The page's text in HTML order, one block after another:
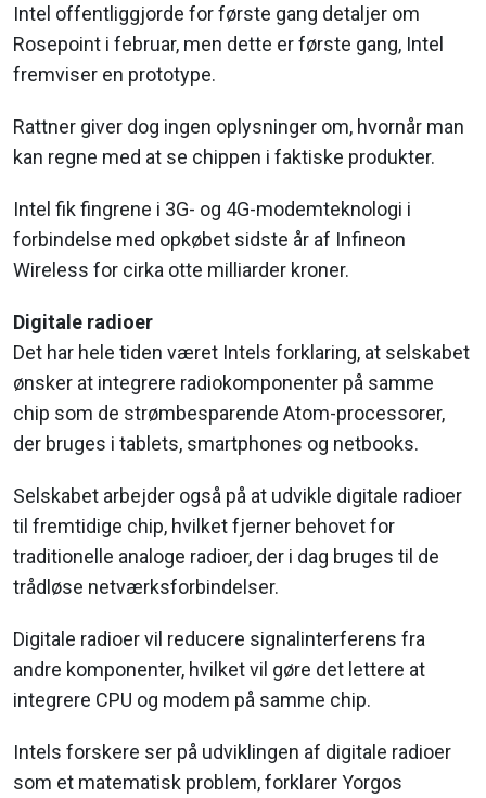
Intel offentliggjorde for første gang detaljer om
Rosepoint i februar, men dette er første gang, Intel
fremviser en prototype.
Rattner giver dog ingen oplysninger om, hvornår man
kan regne med at se chippen i faktiske produkter.
Intel fik fingrene i 3G- og 4G-modemteknologi i
forbindelse med opkøbet sidste år af Infineon
Wireless for cirka otte milliarder kroner.
Digitale radioer
Det har hele tiden været Intels forklaring, at selskabet
ønsker at integrere radiokomponenter på samme
chip som de strømbesparende Atom-processorer,
der bruges i tablets, smartphones og netbooks.
Selskabet arbejder også på at udvikle digitale radioer
til fremtidige chip, hvilket fjerner behovet for
traditionelle analoge radioer, der i dag bruges til de
trådløse netværksforbindelser.
Digitale radioer vil reducere signalinterferens fra
andre komponenter, hvilket vil gøre det lettere at
integrere CPU og modem på samme chip.
Intels forskere ser på udviklingen af digitale radioer
som et matematisk problem, forklarer Yorgos